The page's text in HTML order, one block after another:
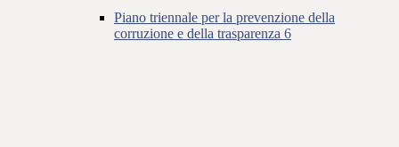
Piano triennale per la prevenzione della
corruzione e della trasparenza 6